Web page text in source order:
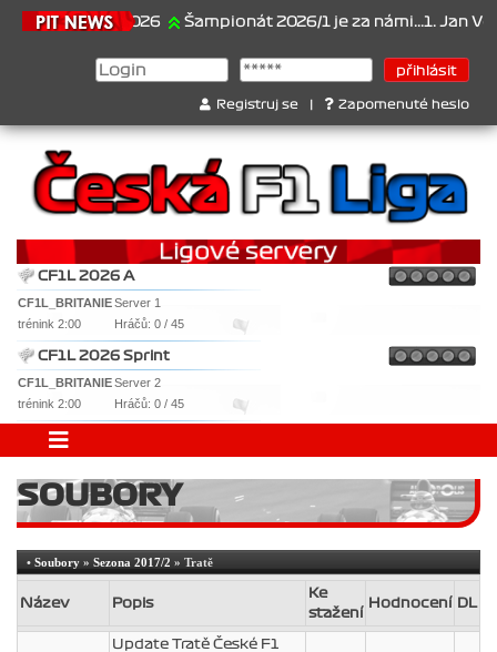
21.6.2026 Šampionát 2026/1 je za námi...1. Jan
Registruj se Zapomenuté heslo
CF1L 2026 A
CF1L_BRITANIEServer 1
trénink 2:00
Hráčů: 0 / 45
CF1L 2026 Sprint
CF1L_BRITANIEServer 2
trénink 2:00
Hráčů: 0 / 45
SOUBORY
• Soubory » Sezona 2017/2 » Tratě
Název Popis
Ke
stažení
Hodnocení DL
Update Tratě České F1